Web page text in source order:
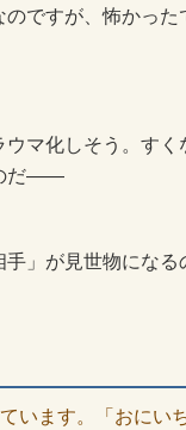
ですが、怖かった
マ化しそう。すく
だ――
」が見世物にな
います。「おにい